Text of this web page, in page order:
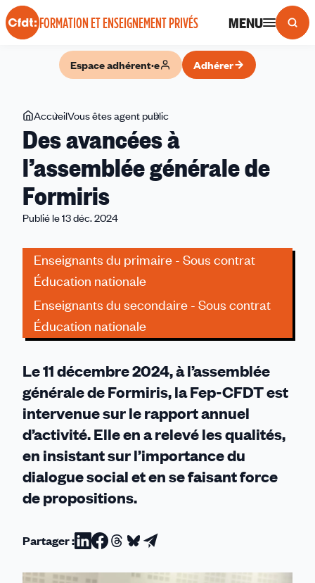
Panneau de gestion des cookies
FORMATION ET ENSEIGNEMENT PRIVÉS MENU
Espace adhérent·e Adhérer
Vous
êtes
ici
AccueilVous êtes agent public
avancées
à
l’assemblée
Des avancées à
l’assemblée générale de
Formiris
Publié le 13 déc. 2024
Enseignants du primaire - Sous contrat
Éducation nationale
Enseignants du secondaire - Sous contrat
Éducation nationale
Le 11 décembre 2024, à l’assemblée
générale de Formiris, la Fep-CFDT est
intervenue sur le rapport annuel
d’activité. Elle en a relevé les qualités,
en insistant sur l’importance du
dialogue social et en se faisant force
de propositions.
Partager :Partager
sur
Partager
sur
Partager
sur
Partager
sur
Partager
par